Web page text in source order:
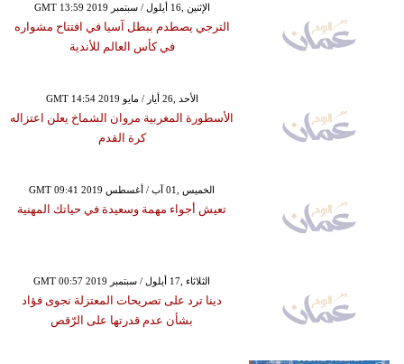
GMT 13:59 2019 الإثنين ,16 أيلول / سبتمبر
الترجي يصطدم ببطل آسيا في افتتاح مشواره
في كأس العالم للأندية
GMT 14:54 2019 الأحد ,26 أيار / مايو
الأسطورة المغربية مروان الشماخ يعلن اعتزاله
كرة القدم
GMT 09:41 2019 الخميس ,01 آب / أغسطس
تعيش أجواء مهمة وسعيدة في حياتك المهنية
GMT 00:57 2019 الثلاثاء ,17 أيلول / سبتمبر
دينا ترد على تصريحات المعتزلة نجوى فؤاد
بشأن عدم قدرتها على الرّقص